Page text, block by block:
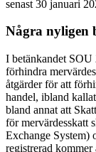
senast 30 januari
Några nyligen
I betänkandet SOU
förhindra
åtgärder för att
handel, ibland
bland annat att
för mervärdesskatt
Exchange System)
registrerad